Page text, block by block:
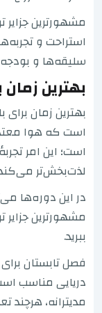
مشهورترین
استراحت و
سلیقه‌ها و
بهترین زمان
بهترین زمان برای
است که هوا
است؛ این امر
لذت‌بخش‌تر
در این دوره‌ها
مشهورترین
ببرید.
فصل تابستان
دریایی مناسب
مدیترانه، هرچند